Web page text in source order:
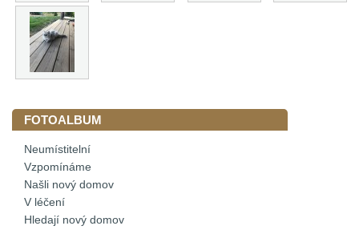
FOTOALBUM
Neumístitelní
Vzpomínáme
Našli nový domov
V léčení
Hledají nový domov